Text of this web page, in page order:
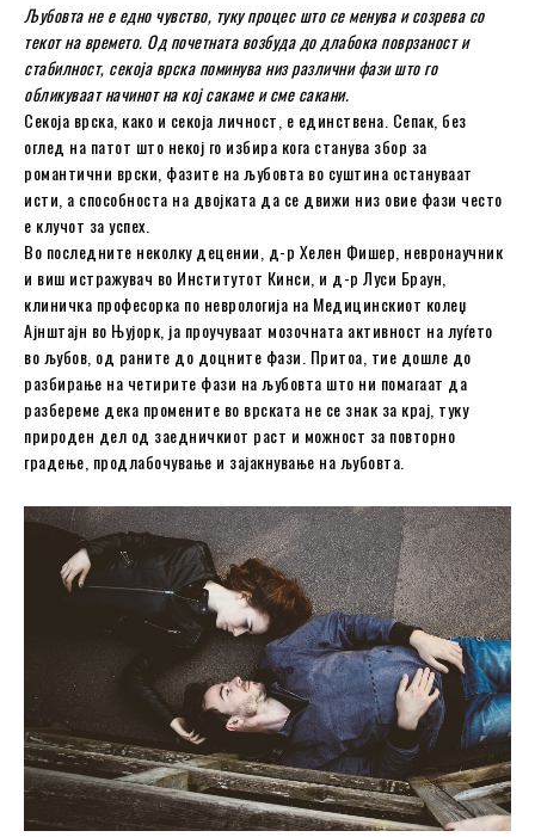
Љубовта не е едно чувство, туку процес што се менува и созрева со
текот на времето. Од почетната возбуда до длабока поврзаност и
стабилност, секоја врска поминува низ различни фази што го
обликуваат начинот на кој сакаме и сме сакани.
Секоја врска, како и секоја личност, е единствена. Сепак, без
оглед на патот што некој го избира кога станува збор за
романтични врски, фазите на љубовта во суштина остануваат
исти, а способноста на двојката да се движи низ овие фази често
е клучот за успех.
Во последните неколку децении, д-р Хелен Фишер, невронаучник
и виш истражувач во Институтот Кинси, и д-р Луси Браун,
клиничка професорка по неврологија на Медицинскиот колеџ
Ајнштајн во Њујорк, ја проучуваат мозочната активност на луѓето
во љубов, од раните до доцните фази. Притоа, тие дошле до
разбирање на четирите фази на љубовта што ни помагаат да
разбереме дека промените во врската не се знак за крај, туку
природен дел од заедничкиот раст и можност за повторно
градење, продлабочување и зајакнување на љубовта.